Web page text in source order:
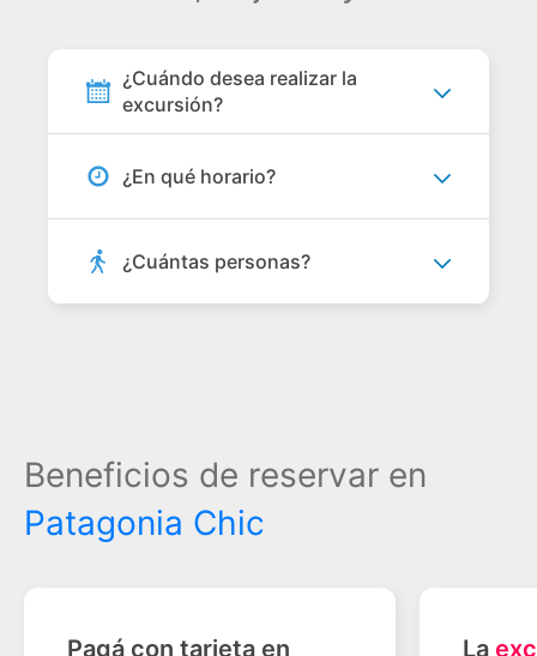
¿Cuándo desea realizar la
excursión?
¿En qué horario?
¿Cuántas personas?
Beneficios de reservar en
Patagonia Chic
Pagá con tarjeta en
La